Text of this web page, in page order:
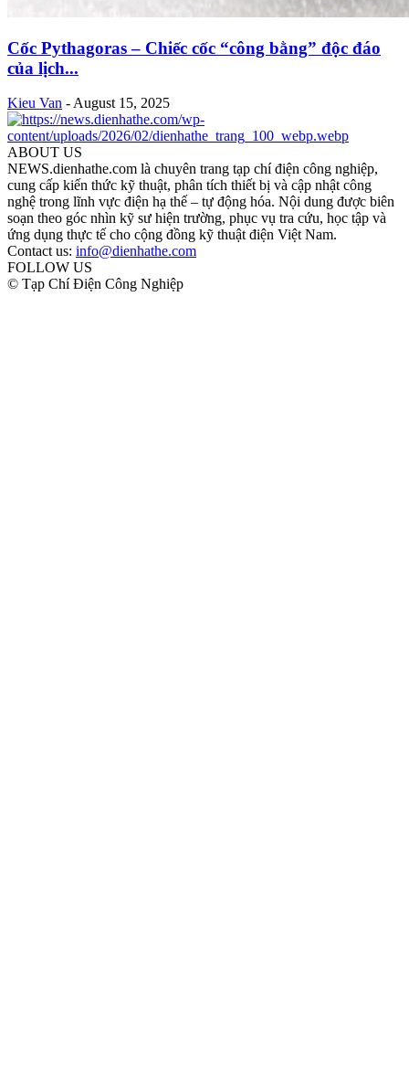
Cốc Pythagoras – Chiếc cốc “công bằng” độc đáo
của lịch...
Kieu Van - August 15, 2025
ABOUT US
NEWS.dienhathe.com là chuyên trang tạp chí điện công nghiệp,
cung cấp kiến thức kỹ thuật, phân tích thiết bị và cập nhật công
nghệ trong lĩnh vực điện hạ thế – tự động hóa. Nội dung được biên
soạn theo góc nhìn kỹ sư hiện trường, phục vụ tra cứu, học tập và
ứng dụng thực tế cho cộng đồng kỹ thuật điện Việt Nam.
Contact us: info@dienhathe.com
FOLLOW US
© Tạp Chí Điện Công Nghiệp